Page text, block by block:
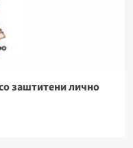
заштитени лично